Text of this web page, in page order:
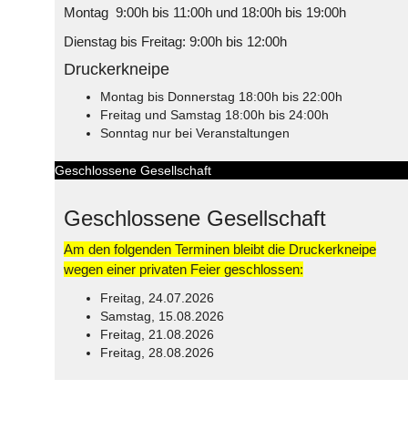
Montag 9:00h bis 11:00h und 18:00h bis 19:00h
Dienstag bis Freitag: 9:00h bis 12:00h
Druckerkneipe
Montag bis Donnerstag 18:00h bis 22:00h
Freitag und Samstag 18:00h bis 24:00h
Sonntag nur bei Veranstaltungen
Geschlossene Gesellschaft
Geschlossene Gesellschaft
Am den folgenden Terminen bleibt die Druckerkneipe
wegen einer privaten Feier geschlossen:
Freitag, 24.07.2026
Samstag, 15.08.2026
Freitag, 21.08.2026
Freitag, 28.08.2026